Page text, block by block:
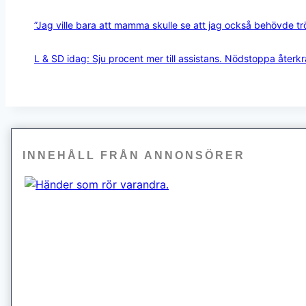
”Jag ville bara att mamma skulle se att jag också behövde
L & SD idag: Sju procent mer till assistans. Nödstoppa
INNEHÅLL FRÅN ANNONSÖRER